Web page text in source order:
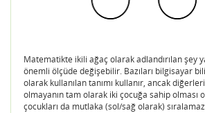
Matematikte ikili ağaç olarak adlandırılan şey
önemli ölçüde değişebilir. Bazıları bilgisayar
olarak kullanılan tanımı kullanır, ancak
olmayanın tam olarak iki çocuğa sahip olması
çocukları da mutlaka (sol/sağ olarak)